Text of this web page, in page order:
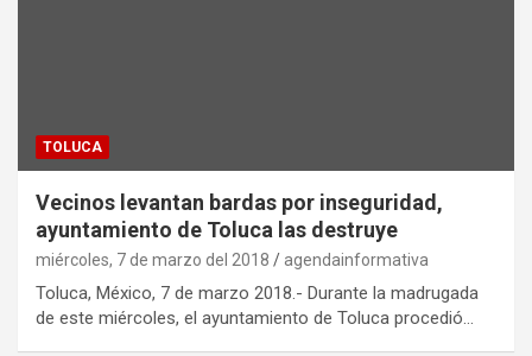
TOLUCA
Vecinos levantan bardas por inseguridad,
ayuntamiento de Toluca las destruye
miércoles, 7 de marzo del 2018 agendainformativa
Toluca, México, 7 de marzo 2018.- Durante la madrugada
de este miércoles, el ayuntamiento de Toluca procedió…